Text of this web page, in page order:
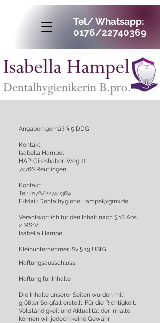
Tel/ Whatsapp:
0176/22740369
Angaben gemäß § 5 DDG
Kontakt
Isabella Hampel
HAP-Gireshaber-Weg 11
72766 Reutlingen
Kontakt:
Tel: 0176/22740369
E-Mail: Dentalhygiene.Hampel@gmx.de
Verantwortlich für den Inhalt nach § 18 Abs.
2 MStV:
Isabella Hampel
Kleinunternehmer iSv § 19 UStG
Haftungsausschluss:
Haftung für Inhalte
Die Inhalte unserer Seiten wurden mit
größter Sorgfalt erstellt. Für die Richtigkeit,
Vollständigkeit und Aktualität der Inhalte
können wir jedoch keine Gewähr